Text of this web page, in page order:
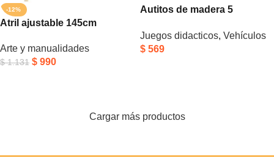
-12%
Atril ajustable 145cm
Arte y manualidades
$1.131 $ 990
Autitos de madera 5
Juegos didacticos, Vehículos
$ 569
Cargar más productos